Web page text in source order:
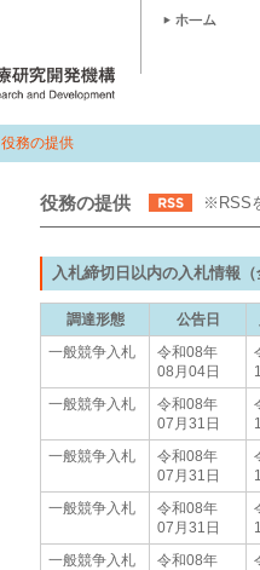
役務の提供
役務の提供 ※RSS
入札締切日以内の入札情報
調達形態 公告日
一般競争入札
令和08年
08月04日
一般競争入札
令和08年
07月31日
一般競争入札
令和08年
07月31日
一般競争入札
令和08年
07月31日
一般競争入札
令和08年